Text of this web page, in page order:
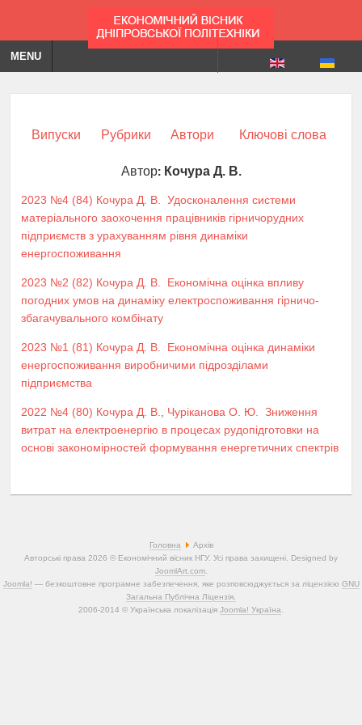
MENU
Випуски Рубрики Автори Ключові слова
Автор: Кочура Д. В.
2023 №4 (84) Кочура Д. В.
Удосконалення системи
матеріального заохочення працівників гірничорудних
підприємств з урахуванням рівня динаміки
енергоспоживання
2023 №2 (82) Кочура Д. В.
Економічна оцінка впливу
погодних умов на динаміку електроспоживання гірничо-
збагачувального комбінату
2023 №1 (81) Кочура Д. В.
Економічна оцінка динаміки
енергоспоживання виробничими підрозділами
підприємства
2022 №4 (80) Кочура Д. В. Чуріканова О. Ю.
Зниження
витрат на електроенергію в процесах рудопідготовки на
основі закономірностей формування енергетичних спектрів
Головна
Архів
Авторські права 2026 © Економічний вісник НГУ. Усі права захищені. Designed by
JoomlArt.com.
Joomla! — безкоштовне програмне забезпечення, яке розповсюджується за ліцензією GNU
Загальна Публічна Ліцензія.
2006-2014 © Українська локалізація Joomla! Україна